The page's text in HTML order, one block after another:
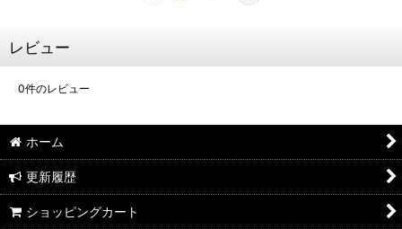
レビュー
0件のレビュー
ホーム
更新履歴
ショッピングカート